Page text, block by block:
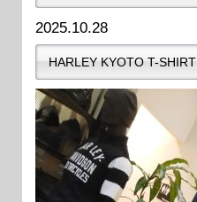
2025.10.28
HARLEY KYOTO T-SHIRT